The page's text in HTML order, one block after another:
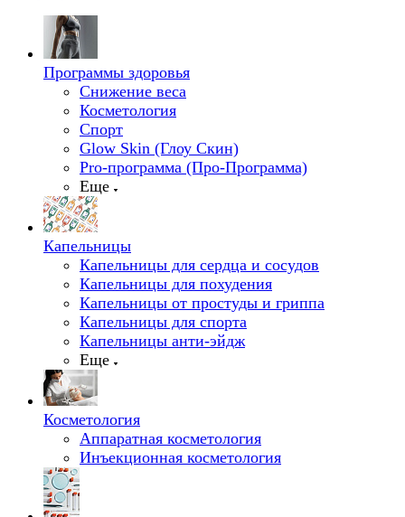
Программы здоровья
Снижение веса
Косметология
Спорт
Glow Skin (Глоу Скин)
Pro-программа (Про-Программа)
Еще
Капельницы
Капельницы для сердца и сосудов
Капельницы для похудения
Капельницы от простуды и гриппа
Капельницы для спорта
Капельницы анти-эйдж
Еще
Косметология
Аппаратная косметология
Инъекционная косметология